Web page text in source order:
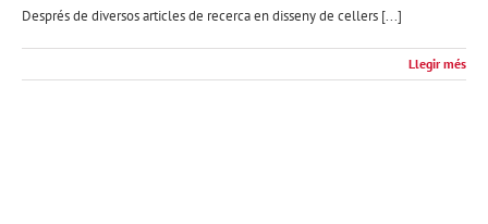
Després de diversos articles de recerca en disseny de cellers [...]
Llegir més